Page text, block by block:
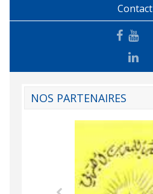
Contact
NOS PARTENAIRES